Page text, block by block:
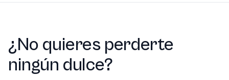
¿No quieres perderte
ningún dulce?